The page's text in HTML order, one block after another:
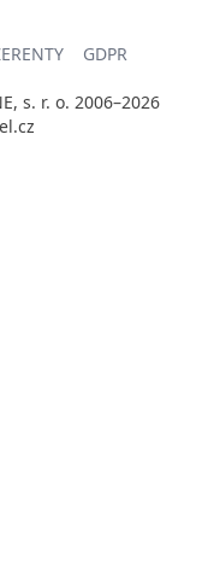
GDPR
s. r. o. 2006–2026